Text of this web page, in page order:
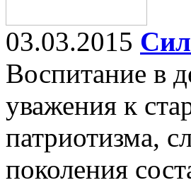
03.03.2015
Воспитание в
уважения к
патриотизма,
поколения